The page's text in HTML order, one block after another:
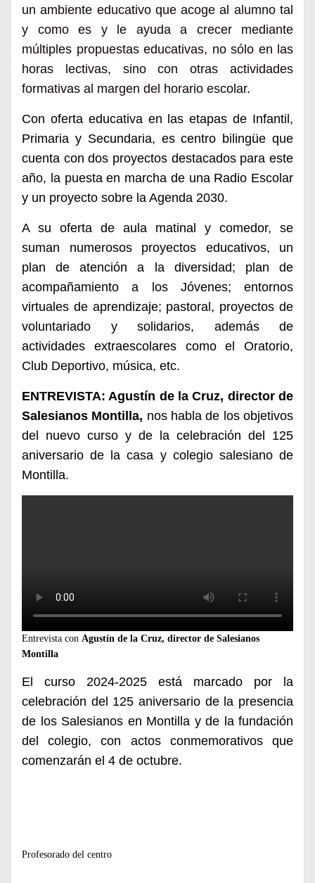
un ambiente educativo que acoge al alumno tal
y como es y le ayuda a crecer mediante
múltiples propuestas educativas, no sólo en las
horas lectivas, sino con otras actividades
formativas al margen del horario escolar.
Con oferta educativa en las etapas de Infantil,
Primaria y Secundaria, es centro bilingüe que
cuenta con dos proyectos destacados para este
año, la puesta en marcha de una Radio Escolar
y un proyecto sobre la Agenda 2030.
A su oferta de aula matinal y comedor, se
suman numerosos proyectos educativos, un
plan de atención a la diversidad; plan de
acompañamiento a los Jóvenes; entornos
virtuales de aprendizaje; pastoral, proyectos de
voluntariado y solidarios, además de
actividades extraescolares como el Oratorio,
Club Deportivo, música, etc.
ENTREVISTA: Agustín de la Cruz, director de
Salesianos Montilla, nos habla de los objetivos
del nuevo curso y de la celebración del 125
aniversario de la casa y colegio salesiano de
Montilla.
Entrevista con Agustín de la Cruz, director de Salesianos
Montilla
El curso 2024-2025 está marcado por la
celebración del 125 aniversario de la presencia
de los Salesianos en Montilla y de la fundación
del colegio, con actos conmemorativos que
comenzarán el 4 de octubre.
Profesorado del centro